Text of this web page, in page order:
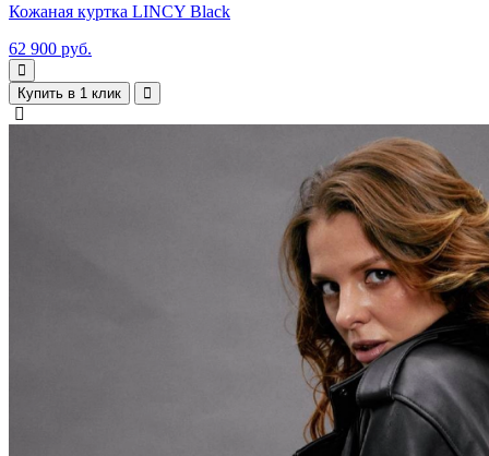
Кожаная куртка LINCY Black
62 900 руб.
Купить в 1 клик